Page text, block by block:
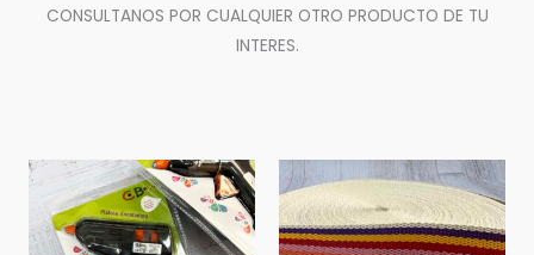
CONSULTANOS POR CUALQUIER OTRO PRODUCTO DE TU
INTERES.